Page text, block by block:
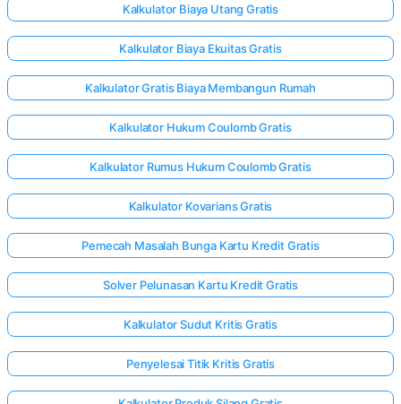
Kalkulator Biaya Utang Gratis
Kalkulator Biaya Ekuitas Gratis
Kalkulator Gratis Biaya Membangun Rumah
Kalkulator Hukum Coulomb Gratis
Kalkulator Rumus Hukum Coulomb Gratis
Kalkulator Kovarians Gratis
Pemecah Masalah Bunga Kartu Kredit Gratis
Solver Pelunasan Kartu Kredit Gratis
Kalkulator Sudut Kritis Gratis
Penyelesai Titik Kritis Gratis